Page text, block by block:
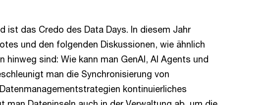
ist das Credo des Data Days. In diesem Jahr
und den folgenden Diskussionen, wie ähnlich
hinweg sind: Wie kann man GenAI, AI Agents und
man die Synchronisierung von
kontinuierliches